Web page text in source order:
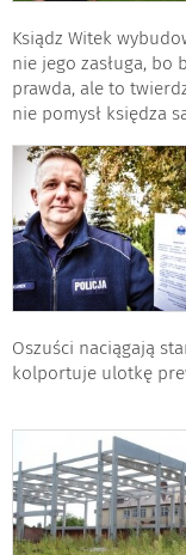
Ksiądz Witek
nie jego zasługa, bo
prawda, ale to
nie pomysł księdza
Oszuści naciągają
kolportuje ulotkę